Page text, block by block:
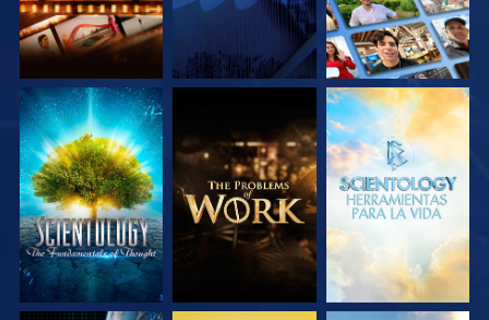
EXPLORA LAS
SERIES
EXPLORA LAS
SERIES
EXPLORA LAS
SERIES